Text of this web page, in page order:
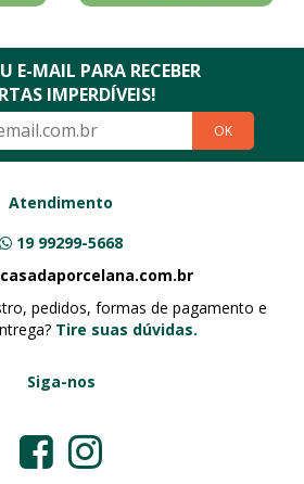
E-MAIL PARA RECEBER
IMPERDÍVEIS!
OK
Atendimento
19 99299-5668
pedidos, formas de pagamento e
Tire suas dúvidas.
Siga-nos